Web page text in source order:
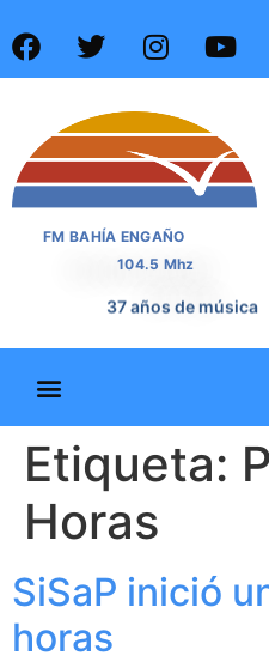
FM BAHÍA ENGAÑO
104.5 Mhz
37 años de música
Etiqueta:
Horas
SiSaP inició
horas